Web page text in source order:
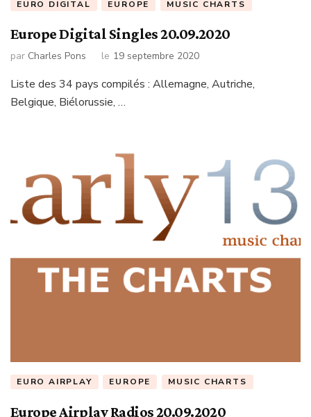
EURO DIGITAL EUROPE MUSIC CHARTS
Europe Digital Singles 20.09.2020
par Charles Pons le 19 septembre 2020
Liste des 34 pays compilés : Allemagne, Autriche,
Belgique, Biélorussie, …
EURO AIRPLAY EUROPE MUSIC CHARTS
Europe Airplay Radios 20.09.2020